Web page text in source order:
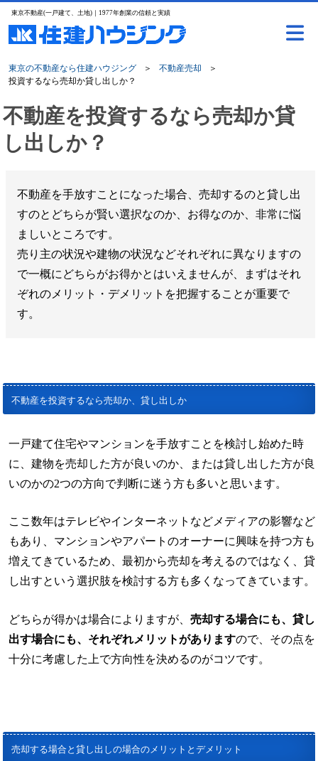
東京不動産(一戸建て、土地)｜1977年創業の信頼と実績
東京の不動産なら住建ハウジング ＞ 不動産売却
＞
投資するなら売却か貸し出しか？
不動産を投資するなら売却か貸
し出しか？
不動産を手放すことになった場合、売却するのと貸し出
すのとどちらが賢い選択なのか、お得なのか、非常に悩
ましいところです。
売り主の状況や建物の状況などそれぞれに異なりますの
で一概にどちらがお得かとはいえませんが、まずはそれ
ぞれのメリット・デメリットを把握することが重要で
す。
不動産を投資するなら売却か、貸し出しか
一戸建て住宅やマンションを手放すことを検討し始めた時
に、建物を売却した方が良いのか、または貸し出した方が良
いのかの2つの方向で判断に迷う方も多いと思います。
ここ数年はテレビやインターネットなどメディアの影響など
もあり、マンションやアパートのオーナーに興味を持つ方も
増えてきているため、最初から売却を考えるのではなく、貸
し出すという選択肢を検討する方も多くなってきています。
どちらが得かは場合によりますが、 売却する場合にも、貸し
出す場合にも、それぞれメリットがありますので、その点を
十分に考慮した上で方向性を決めるのがコツです。
売却する場合と貸し出しの場合のメリットとデメリット